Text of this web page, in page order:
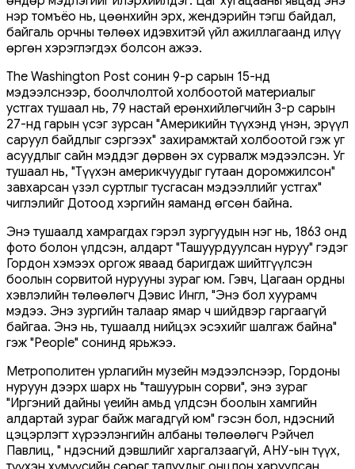
нэр томъёо нь, цөөнхийн эрх, жендэрийн тэгш байдал,
байгаль орчны төлөөх идэвхитэй үйл ажиллагаанд илүү
өргөн хэрэглэгдэх болсон ажээ.
The Washington Post сонин 9-р сарын 15-нд
мэдээлснээр, боолчлолтой холбоотой материалыг
устгах тушаал нь, 79 настай ерөнхийлөгчийн 3-р сарын
27-нд гарын үсэг зурсан "Америкийн түүхэнд үнэн, эрүүл
саруул байдлыг сэргээх" захирамжтай холбоотой гэж уг
асуудлыг сайн мэддэг дөрвөн эх сурвалж мэдээлсэн. Уг
тушаал нь, "Түүхэн америкчуудыг гутаан доромжилсон"
завхарсан үзэл суртлыг тусгасан мэдээллийг устгах"
чиглэлийг Дотоод хэргийн яаманд өгсөн байна.
Энэ тушаалд хамрагдах гэрэл зургуудын нэг нь, 1863 онд
фото болон үлдсэн, алдарт "Ташуурдуулсан нуруу" гэдэг
Гордон хэмээх оргож яваад баригдаж шийтгүүлсэн
боолын сорвитой нурууны зураг юм. Гэвч, Цагаан ордны
хэвлэлийн төлөөлөгч Дэвис Ингл, "Энэ бол хуурамч
мэдээ. Энэ зургийн талаар ямар ч шийдвэр гаргаагүй
байгаа. Энэ нь, тушаалд нийцэх эсэхийг шалгаж байна"
гэж "People" сонинд ярьжээ.
Метрополитен урлагийн музейн мэдээлснээр, Гордоны
нуруун дээрх шарх нь "ташуурын сорви", энэ зураг
"Иргэний дайны үеийн амьд үлдсэн боолын хамгийн
алдартай зураг байж магадгүй юм" гэсэн бол, Үндэсний
цэцэрлэгт хүрээлэнгийн албаны төлөөлөгч Рэйчел
Павлиц, " Үндэсний дэвшлийг харгалзаагүй, АНУ-ын түүх,